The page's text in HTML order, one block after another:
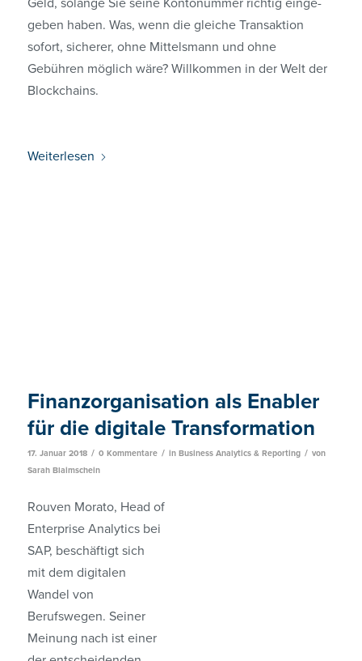
Geld, solange Sie seine Kontonummer richtig einge­
geben haben. Was, wenn die gleiche Transaktion
sofort, sicherer, ohne Mittelsmann und ohne
Gebühren möglich wäre? Willkommen in der Welt der
Blockchains.
Weiterlesen
Finanzorganisation als Enabler
für die digitale Transformation
17. Januar 2018 / 0 Kommentare / in Business Analytics & Reporting / von
Sarah Blaimschein
Rouven Morato, Head of
Enterprise Analytics bei
SAP, beschäftigt sich
mit dem digitalen
Wandel von
Berufswegen. Seiner
Meinung nach ist einer